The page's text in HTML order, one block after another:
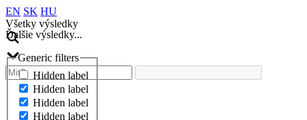
EN SK HU
Všetky výsledky
Ďalšie výsledky...
Generic filters
Hidden label
Hidden label
Hidden label
Hidden label